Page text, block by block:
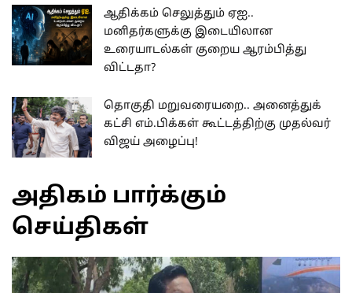
ஆதிக்கம் செலுத்தும் ஏஐ..
மனிதர்களுக்கு இடையிலான
உரையாடல்கள் குறைய ஆரம்பித்து
விட்டதா?
தொகுதி மறுவரையறை.. அனைத்துக்
கட்சி எம்.பிக்கள் கூட்டத்திற்கு முதல்வர்
விஜய் அழைப்பு!
அதிகம் பார்க்கும்
செய்திகள்